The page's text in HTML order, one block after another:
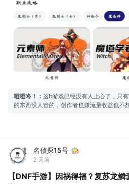
噔噔咚！ ： 这b游戏已经没有人上心了，只
的东西没人管的，创作者也嫌流量收益低不
名侦探15号
2 天前
【DNF手游】因祸得福？复苏龙